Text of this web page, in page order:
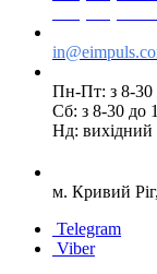
Пн-Пт: з 8-30
Сб: з 8-30 до
Нд: вихідний
м. Кривий
Telegram
Viber